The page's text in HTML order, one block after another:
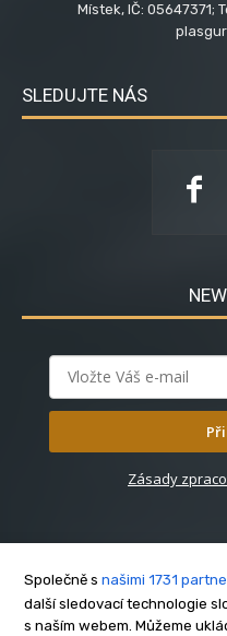
Místek, IČ: 05647371;
SLEDUJTE NÁS
Zásady
Společně s našimi 1731
další sledovací technologie
s naším webem. Můžeme